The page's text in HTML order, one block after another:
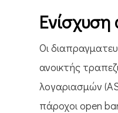
Οι
ανοικτής
λογαριασμών
πάροχοι open